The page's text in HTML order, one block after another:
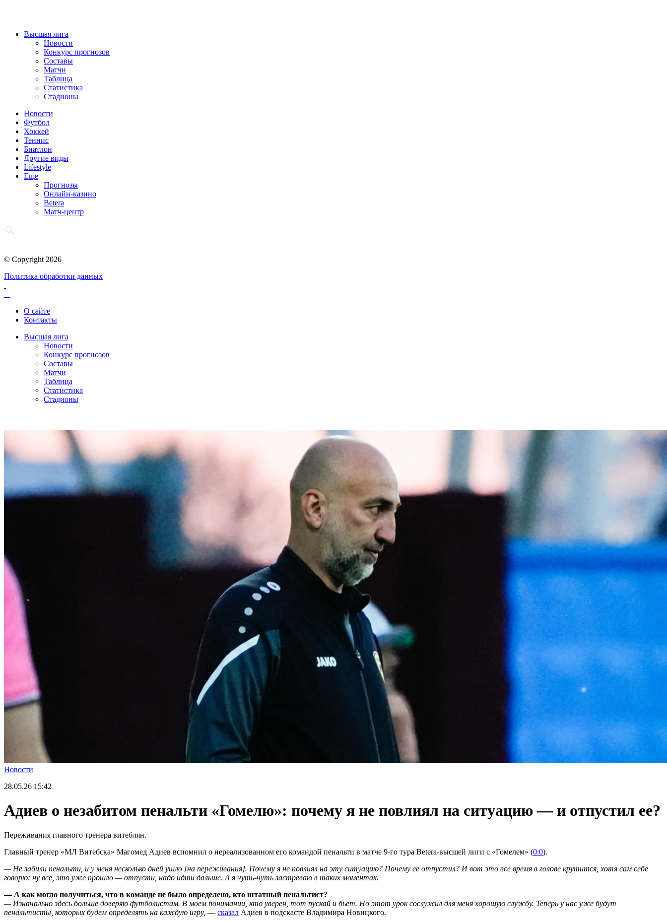
Высшая лига
Новости
Конкурс прогнозов
Составы
Матчи
Таблица
Статистика
Стадионы
Новости
Футбол
Хоккей
Теннис
Биатлон
Другие виды
Lifestyle
Еще
Прогнозы
Онлайн-казино
Betera
Матч-центр
© Copyright 2026
Политика обработки данных
О сайте
Контакты
Высшая лига
Новости
Конкурс прогнозов
Составы
Матчи
Таблица
Статистика
Стадионы
Новости
28.05.26 15:42
Адиев о незабитом пенальти «Гомелю»: почему я не повлиял на ситуацию — и отпустил ее?
Переживания главного тренера витеблян.
Главный тренер «МЛ Витебска» Магомед Адиев вспомнил о нереализованном его командой пенальти в матче 9-го тура Betera-высшей лиги с «Гомелем» (0:0).
— Не забили пенальти, и у меня несколько дней ушло [на переживания]. Почему я не повлиял на эту ситуацию? Почему ее отпустил? И вот это все время в голове крутится, хотя сам себе
говорю: ну все, это уже прошло — отпусти, надо идти дальше. А я чуть-чуть застреваю в таких моментах.
— А как могло получиться, что в команде не было определено, кто штатный пенальтист?
— Изначально здесь больше доверяю футболистам. В моем понимании, кто уверен, тот пускай и бьет. Но этот урок сослужил для меня хорошую службу. Теперь у нас уже будут
пенальтисты, которых будем определять на каждую игру, — сказал Адиев в подскасте Владимира Новицкого.